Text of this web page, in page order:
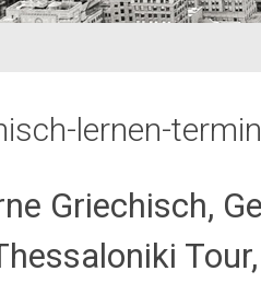
lernen-
Griechisch,